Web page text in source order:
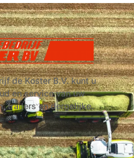
de Koster B.V. kunt u
en service van uw
trailers en dergelijke.